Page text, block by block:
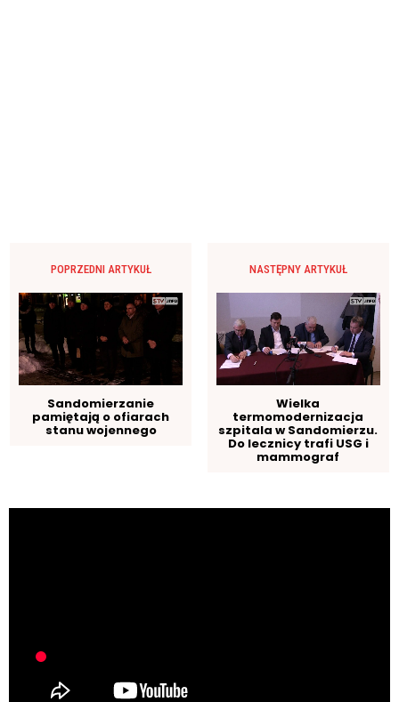
POPRZEDNI ARTYKUŁ
Sandomierzanie
pamiętają o ofiarach
stanu wojennego
NASTĘPNY ARTYKUŁ
Wielka
termomodernizacja
szpitala w Sandomierzu.
Do lecznicy trafi USG i
mammograf